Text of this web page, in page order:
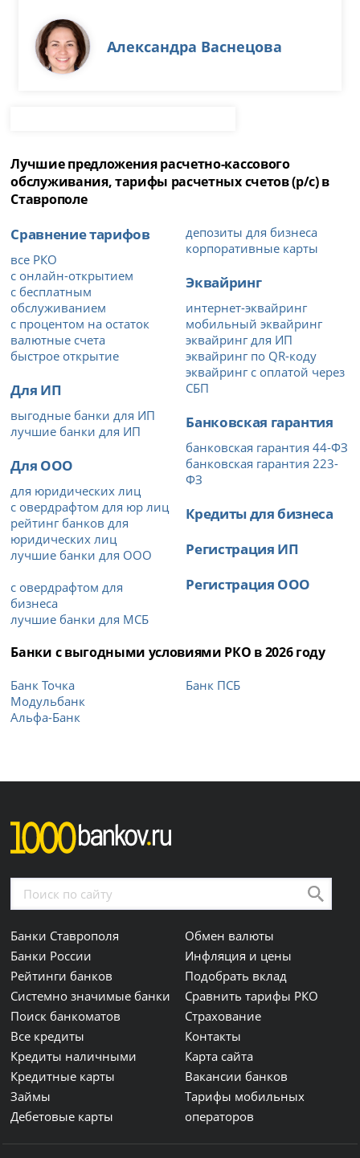
Александра Васнецова
Лучшие предложения расчетно-кассового
обслуживания, тарифы расчетных счетов (р/с) в
Ставрополе
Сравнение тарифов
все РКО
с онлайн-открытием
с бесплатным
обслуживанием
с процентом на остаток
валютные счета
быстрое открытие
Для ИП
выгодные банки для ИП
лучшие банки для ИП
Для ООО
для юридических лиц
с овердрафтом для юр лиц
рейтинг банков для
юридических лиц
лучшие банки для ООО
с овердрафтом для
бизнеса
лучшие банки для МСБ
депозиты для бизнеса
корпоративные карты
Эквайринг
интернет-эквайринг
мобильный эквайринг
эквайринг для ИП
эквайринг по QR-коду
эквайринг с оплатой через
СБП
Банковская гарантия
банковская гарантия 44-ФЗ
банковская гарантия 223-
ФЗ
Кредиты для бизнеса
Регистрация ИП
Регистрация ООО
Банки с выгодными условиями РКО в 2026 году
Банк Точка
Модульбанк
Альфа-Банк
Банк ПСБ
Банки Ставрополя
Банки России
Рейтинги банков
Системно значимые банки
Поиск банкоматов
Все кредиты
Кредиты наличными
Кредитные карты
Займы
Дебетовые карты
Обмен валюты
Инфляция и цены
Подобрать вклад
Сравнить тарифы РКО
Страхование
Контакты
Карта сайта
Вакансии банков
Тарифы мобильных
операторов